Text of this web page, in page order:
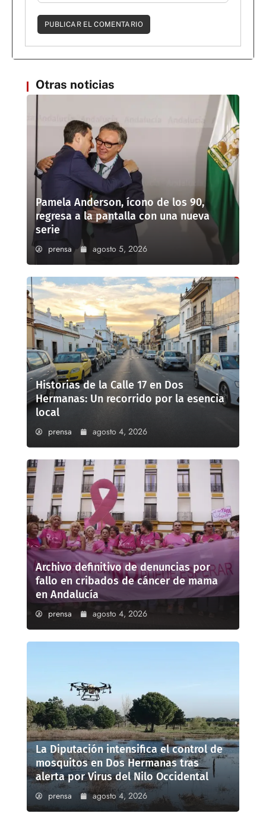
Otras noticias
Pamela Anderson, ícono de los 90,
regresa a la pantalla con una nueva
serie
prensa agosto 5, 2026
Historias de la Calle 17 en Dos
Hermanas: Un recorrido por la esencia
local
prensa agosto 4, 2026
Archivo definitivo de denuncias por
fallo en cribados de cáncer de mama
en Andalucía
prensa agosto 4, 2026
La Diputación intensifica el control de
mosquitos en Dos Hermanas tras
alerta por Virus del Nilo Occidental
prensa agosto 4, 2026